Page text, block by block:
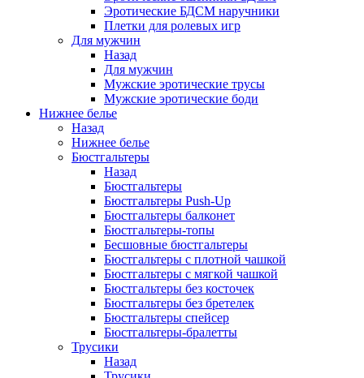
Эротические БДСМ наручники
Плетки для ролевых игр
Для мужчин
Назад
Для мужчин
Мужские эротические трусы
Мужские эротические боди
Нижнее белье
Назад
Нижнее белье
Бюстгальтеры
Назад
Бюстгальтеры
Бюстгальтеры Push-Up
Бюстгальтеры балконет
Бюстгальтеры-топы
Бесшовные бюстгальтеры
Бюстгальтеры с плотной чашкой
Бюстгальтеры с мягкой чашкой
Бюстгальтеры без косточек
Бюстгальтеры без бретелек
Бюстгальтеры спейсер
Бюстгальтеры-бралетты
Трусики
Назад